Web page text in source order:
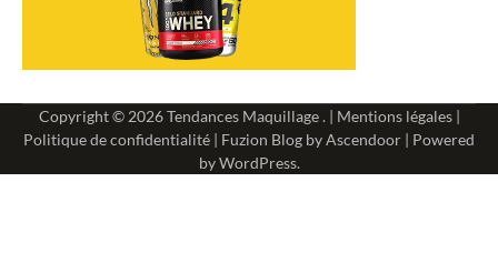
Copyright © 2026Tendances Maquillage. | Mentions légales|
Politique de confidentialité | Fuzion Blog byAscendoor | Powered
byWordPress.